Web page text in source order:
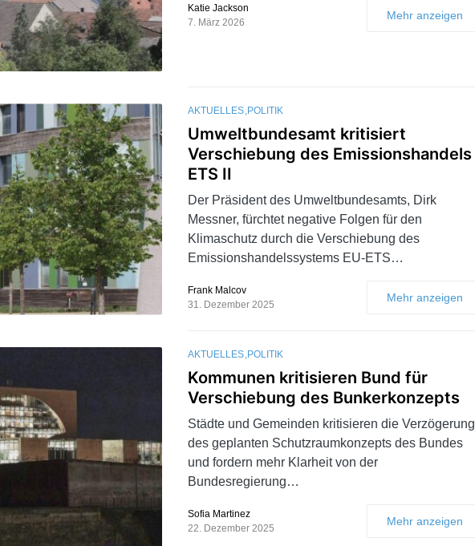
Katie Jackson
7. März 2026
Mehr anzeigen
AKTUELLES POLITIK
Umweltbundesamt kritisiert
Verschiebung des Emissionshandels
ETS II
Der Präsident des Umweltbundesamts, Dirk
Messner, fürchtet negative Folgen für den
Klimaschutz durch die Verschiebung des
Emissionshandelssystems EU-ETS…
Frank Malcov
31. Dezember 2025
Mehr anzeigen
AKTUELLES POLITIK
Kommunen kritisieren Bund für
Verschiebung des Bunkerkonzepts
Städte und Gemeinden kritisieren die Verzögerung
des geplanten Schutzraumkonzepts des Bundes
und fordern mehr Klarheit von der
Bundesregierung…
Sofia Martinez
22. Dezember 2025
Mehr anzeigen